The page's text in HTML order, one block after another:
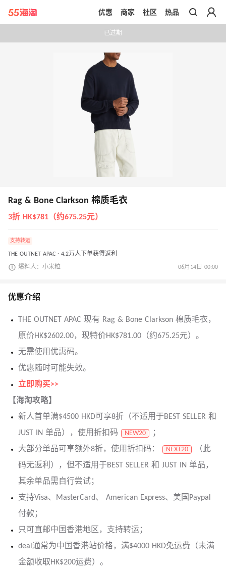
带你去官网买正品
优惠 商家 社区 热品
已过期
Rag & Bone Clarkson 棉质毛衣
3折 HK$781（约675.25元）
支持转运
THE OUTNET APAC · 4.2万人下单获得返利
爆料人：小米粒 06月14日 00:00
优惠介绍
THE OUTNET APAC 现有 Rag & Bone Clarkson 棉质毛衣，
原价HK$2602.00，现特价HK$781.00（约675.25元）。
无需使用优惠码。
优惠随时可能失效。
立即购买>>
【海淘攻略】
新人首单满$4500 HKD可享8折（不适用于BEST SELLER 和
JUST IN 单品），使用折扣码
NEW20
；
大部分单品可享额外8折，使用折扣码：
NEXT20
（此
码无返利），但不适用于BEST SELLER 和 JUST IN 单品，
其余单品需自行尝试；
支持Visa、MasterCard、 American Express、美国Paypal
付款；
只可直邮中国香港地区，支持转运；
deal通常为中国香港站价格，满$4000 HKD免运费（未满
金额收取HK$200运费）。